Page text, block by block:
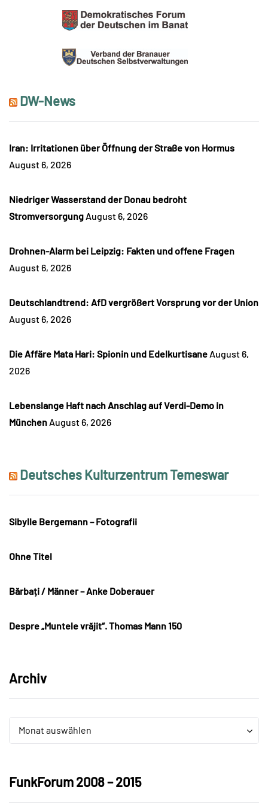
DW-News
Iran: Irritationen über Öffnung der Straße von Hormus
August 6, 2026
Niedriger Wasserstand der Donau bedroht
Stromversorgung August 6, 2026
Drohnen-Alarm bei Leipzig: Fakten und offene Fragen
August 6, 2026
Deutschlandtrend: AfD vergrößert Vorsprung vor der Union
August 6, 2026
Die Affäre Mata Hari: Spionin und Edelkurtisane August 6,
2026
Lebenslange Haft nach Anschlag auf Verdi-Demo in
München August 6, 2026
Deutsches Kulturzentrum Temeswar
Sibylle Bergemann – Fotografii
Ohne Titel
Bărbați / Männer – Anke Doberauer
Despre „Muntele vrăjit“. Thomas Mann 150
Archiv
Monat auswählen
Archiv
FunkForum 2008 – 2015